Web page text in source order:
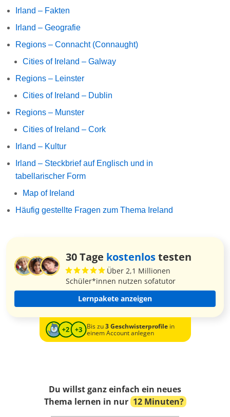
Irland – Fakten
Irland – Geografie
Regions – Connacht (Connaught)
Cities of Ireland – Galway
Regions – Leinster
Cities of Ireland – Dublin
Regions – Munster
Cities of Ireland – Cork
Irland – Kultur
Irland – Steckbrief auf Englisch und in
tabellarischer Form
Map of Ireland
Häufig gestellte Fragen zum Thema Ireland
30 Tage kostenlostesten
Über 2,1 Millionen
Schüler*innen nutzen sofatutor
Lernpakete anzeigen
Bis zu3 Geschwisterprofilein
einem Account anlegen
Du willst ganz einfach ein neues
Thema lernen in nur 12 Minuten?